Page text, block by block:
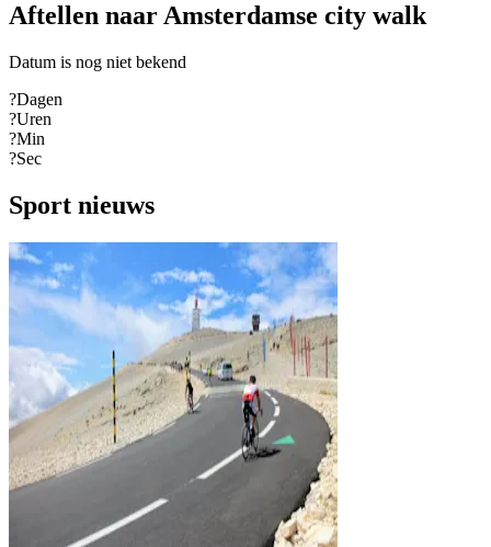
Aftellen naar Amsterdamse city walk
Datum is nog niet bekend
?Dagen
?Uren
?Min
?Sec
Sport nieuws